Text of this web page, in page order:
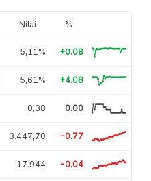
Nilai %
5,11% +0.08
5,61% +4.08
0,38 0.00
3.447,70 -0.77
17.944 -0.04